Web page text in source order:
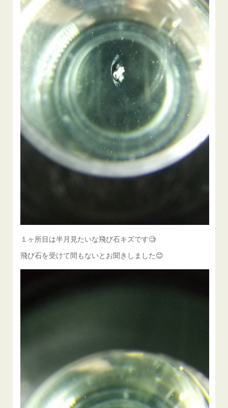
１ヶ所目は半月見たいな飛び石キズです🧐
飛び石を受けて間もないとお聞きしました😊